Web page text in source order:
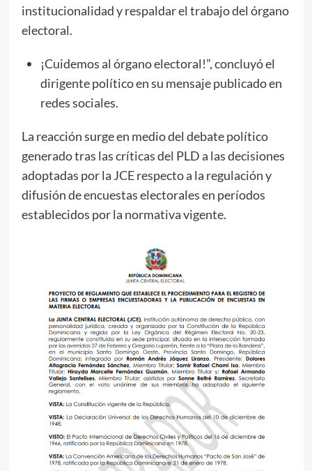
institucionalidad y respaldar el trabajo del órgano
electoral.
¡Cuidemos al órgano electoral!”, concluyó el
dirigente político en su mensaje publicado en
redes sociales.
La reacción surge en medio del debate político
generado tras las críticas del PLD a las decisiones
adoptadas por la JCE respecto a la regulación y
difusión de encuestas electorales en períodos
establecidos por la normativa vigente.